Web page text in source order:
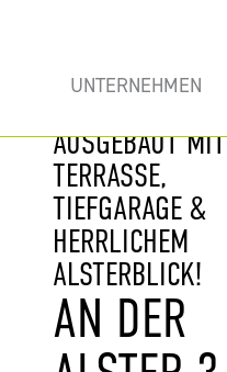
UNTERNEHMEN
UND
AUSGEBAUT MIT
TERRASSE,
TIEFGARAGE &
HERRLICHEM
ALSTERBLICK!
AN DER